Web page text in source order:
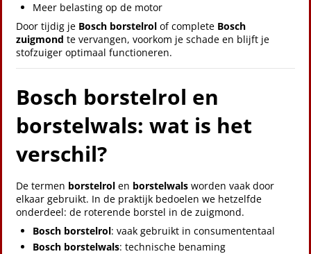
Meer belasting op de motor
Door tijdig je Bosch borstelrol of complete Bosch
zuigmond te vervangen, voorkom je schade en blijft je
stofzuiger optimaal functioneren.
Bosch borstelrol en
borstelwals: wat is het
verschil?
De termen borstelrol en borstelwals worden vaak door
elkaar gebruikt. In de praktijk bedoelen we hetzelfde
onderdeel: de roterende borstel in de zuigmond.
Bosch borstelrol: vaak gebruikt in consumententaal
Bosch borstelwals: technische benaming